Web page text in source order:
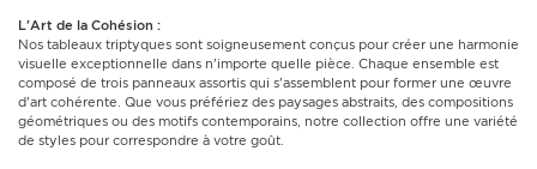
L'Art de la Cohésion :
Nos tableaux triptyques sont soigneusement conçus pour créer une harmonie
visuelle exceptionnelle dans n'importe quelle pièce. Chaque ensemble est
composé de trois panneaux assortis qui s'assemblent pour former une œuvre
d'art cohérente. Que vous préfériez des paysages abstraits, des compositions
géométriques ou des motifs contemporains, notre collection offre une variété
de styles pour correspondre à votre goût.